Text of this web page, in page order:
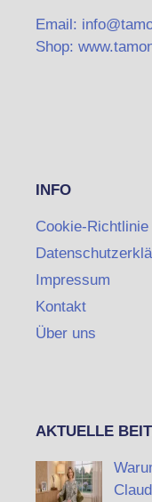
Email:
Shop:
INFO
Cookie-Richtlinie
Impressum
Kontakt
Über uns
AKTUELLE